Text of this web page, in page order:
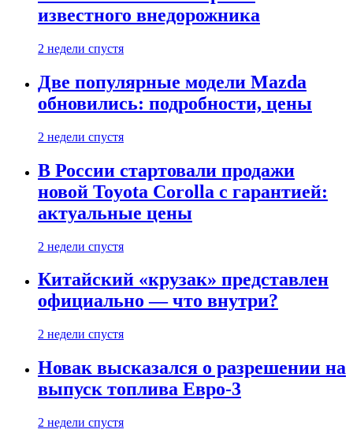
известного внедорожника
2 недели спустя
Две популярные модели Mazda
обновились: подробности, цены
2 недели спустя
В России стартовали продажи
новой Toyota Corolla с гарантией:
актуальные цены
2 недели спустя
Китайский «крузак» представлен
официально — что внутри?
2 недели спустя
Новак высказался о разрешении на
выпуск топлива Евро-3
2 недели спустя